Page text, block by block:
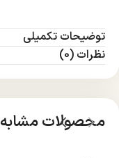
توضیحات تکمیلی
نظرات (0)
محصولات مشابه